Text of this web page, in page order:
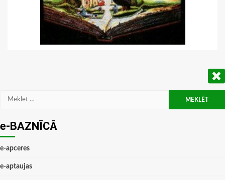
Meklēt:
e-BAZNĪCĀ
e-apceres
e-aptaujas